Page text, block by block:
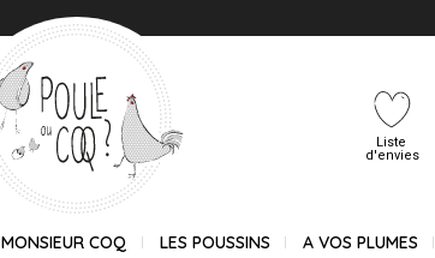
Liste
d'envies
MONSIEUR COQ LES POUSSINS A VOS PLUMES